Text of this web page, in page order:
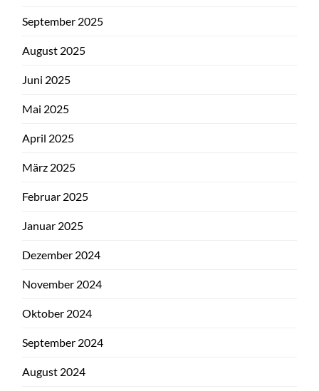
September 2025
August 2025
Juni 2025
Mai 2025
April 2025
März 2025
Februar 2025
Januar 2025
Dezember 2024
November 2024
Oktober 2024
September 2024
August 2024